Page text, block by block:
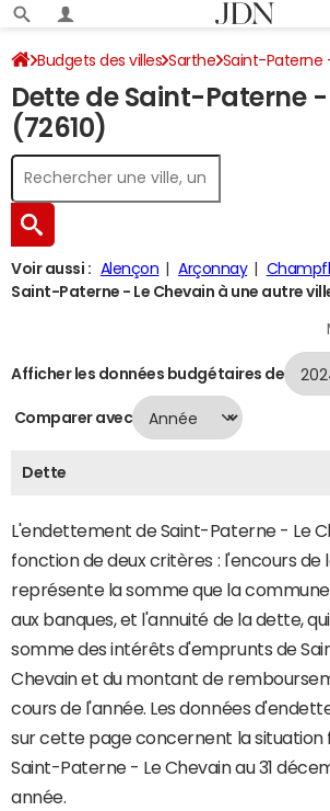
Budgets des villes Sarthe Saint-Paterne
Dette au 31/12/2024
Dette de Saint-Paterne
(72610)
Voir aussi : Alençon Arçonnay
Saint-Paterne - Le Chevain à une autre
Afficher les données budgétaires de
Comparer avec
Dette
L'endettement de Saint-Paterne - Le
fonction de deux critères : l'encours de
représente la somme que la
aux banques, et l'annuité de la dette,
somme des intérêts d'emprunts de
Chevain et du montant de
cours de l'année. Les données
sur cette page concernent la situation
Saint-Paterne - Le Chevain au 31
année.